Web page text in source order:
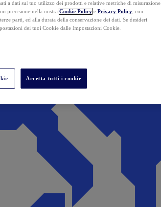
a dati sul tuo utilizzo dei prodotti e relative metriche di misurazione.
precisione nella nostra Cookie Policy e Privacy Policy , con
parti, ed alla durata della conservazione dei dati. Se desideri
dei tuoi Cookie dalle Impostazioni Cookie.
Accetta tutti i cookie